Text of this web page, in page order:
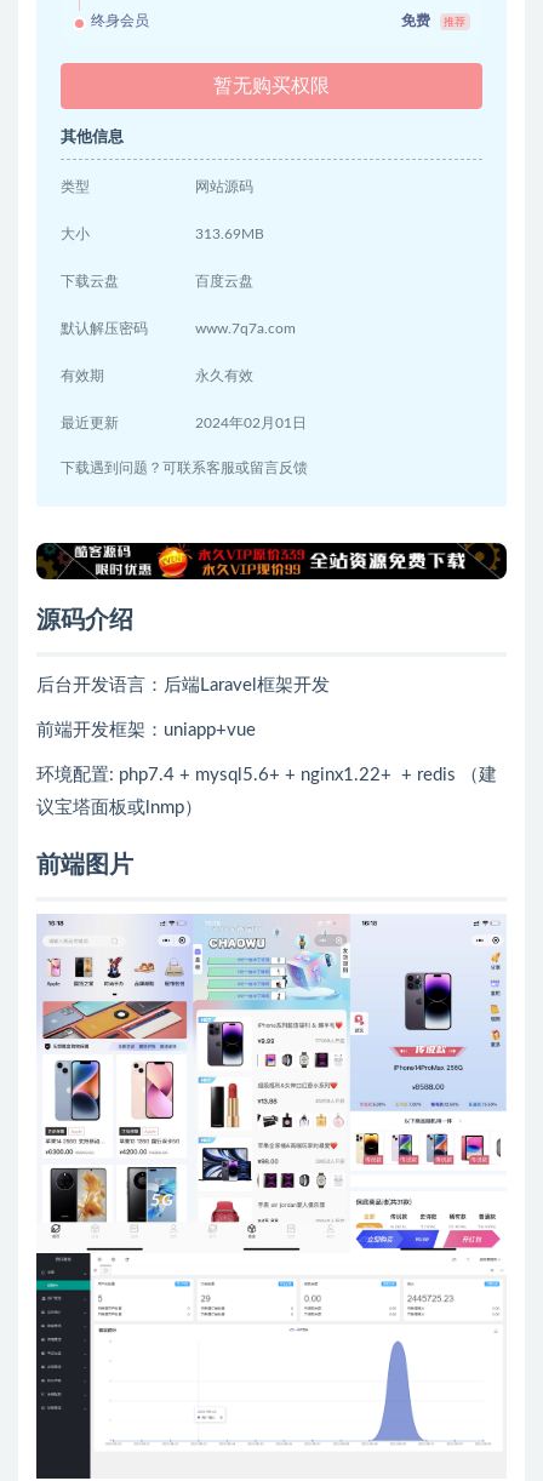
终身会员 免费 推荐
暂无购买权限
其他信息
类型 网站源码
大小 313.69MB
下载云盘 百度云盘
默认解压密码 www.7q7a.com
有效期 永久有效
最近更新 2024年02月01日
下载遇到问题？可联系客服或留言反馈
源码介绍
后台开发语言：后端Laravel框架开发
前端开发框架：uniapp+vue
环境配置: php7.4 + mysql5.6+ + nginx1.22+ + redis （建
议宝塔面板或lnmp）
前端图片